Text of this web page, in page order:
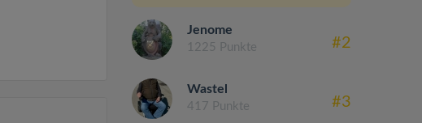
Jenome
1225 Punkte #2
Wastel
417 Punkte #3